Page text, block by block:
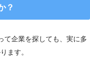
？
て企業を探しても、実に多
ます。